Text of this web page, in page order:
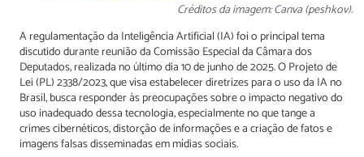
Créditos da imagem: Canva (peshkov).
A regulamentação da Inteligência Artificial (IA) foi o principal tema
discutido durante reunião da Comissão Especial da Câmara dos
Deputados, realizada no último dia 10 de junho de 2025. O Projeto de
Lei (PL) 2338/2023, que visa estabelecer diretrizes para o uso da IA no
Brasil, busca responder às preocupações sobre o impacto negativo do
uso inadequado dessa tecnologia, especialmente no que tange a
crimes cibernéticos, distorção de informações e a criação de fatos e
imagens falsas disseminadas em mídias sociais.